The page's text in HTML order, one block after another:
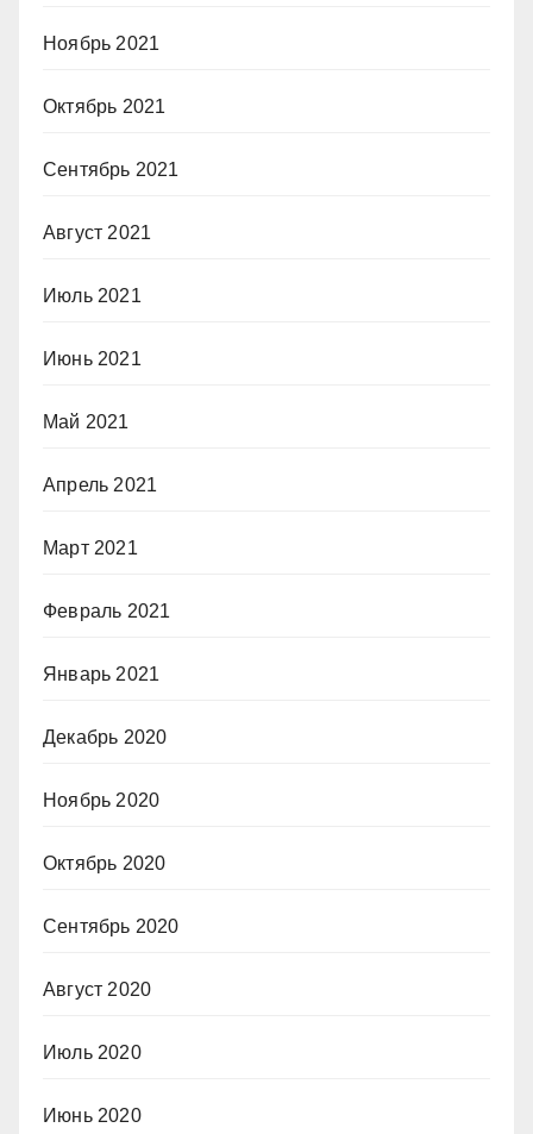
Ноябрь 2021
Октябрь 2021
Сентябрь 2021
Август 2021
Июль 2021
Июнь 2021
Май 2021
Апрель 2021
Март 2021
Февраль 2021
Январь 2021
Декабрь 2020
Ноябрь 2020
Октябрь 2020
Сентябрь 2020
Август 2020
Июль 2020
Июнь 2020